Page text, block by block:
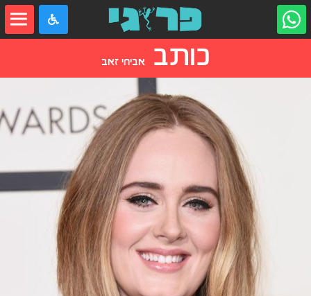
כותבאביחי זאב